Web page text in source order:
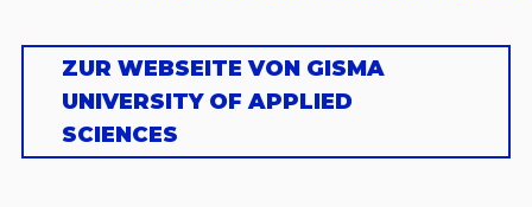
ZUR WEBSEITE VON GISMA
UNIVERSITY OF APPLIED
SCIENCES